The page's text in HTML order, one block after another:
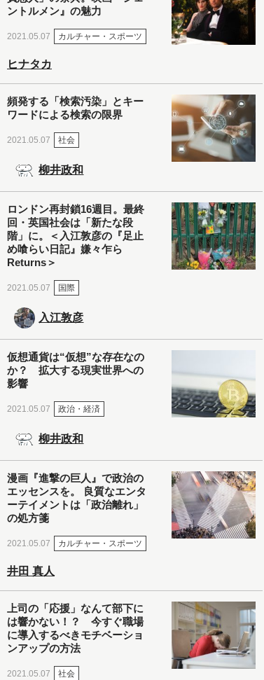
ントルメン』の魅力
2021.05.07 カルチャー・スポーツ
ヒナタカ
頻発する「検索汚染」とキー
ワードによる検索の限界
2021.05.07 社会
柳井政和
ロンドン再封鎖16週目。最終
回・英国社会は「新たな段
階」に。＜入江敦彦の『足止
め喰らい日記』嫌々乍ら
Returns＞
2021.05.07 国際
入江敦彦
仮想通貨は“仮想”な存在なの
か？ 拡大する現実世界への
影響
2021.05.07 政治・経済
柳井政和
漫画『進撃の巨人』で政治の
エッセンスを。 良質なエンタ
ーテイメントは「政治離れ」
の処方箋
2021.05.07 カルチャー・スポーツ
井田 真人
上司の「応援」なんて部下に
は響かない！？ 今すぐ職場
に導入するべきモチベーショ
ンアップの方法
2021.05.07 社会